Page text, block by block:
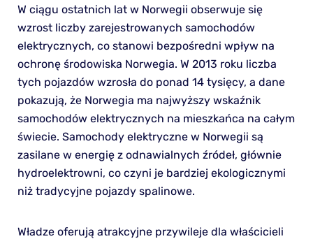
W ciągu ostatnich lat w Norwegii obserwuje się
wzrost liczby zarejestrowanych samochodów
elektrycznych, co stanowi bezpośredni wpływ na
ochronę środowiska Norwegia. W 2013 roku liczba
tych pojazdów wzrosła do ponad 14 tysięcy, a dane
pokazują, że Norwegia ma najwyższy wskaźnik
samochodów elektrycznych na mieszkańca na całym
świecie. Samochody elektryczne w Norwegii są
zasilane w energię z odnawialnych źródeł, głównie
hydroelektrowni, co czyni je bardziej ekologicznymi
niż tradycyjne pojazdy spalinowe.
Władze oferują atrakcyjne przywileje dla właścicieli